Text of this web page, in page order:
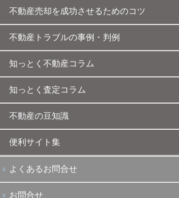
不動産売却を成功させるためのコツ
不動産トラブルの事例・判例
知っとく不動産コラム
知っとく査定コラム
不動産の豆知識
便利サイト集
よくあるお問合せ
お問合せ